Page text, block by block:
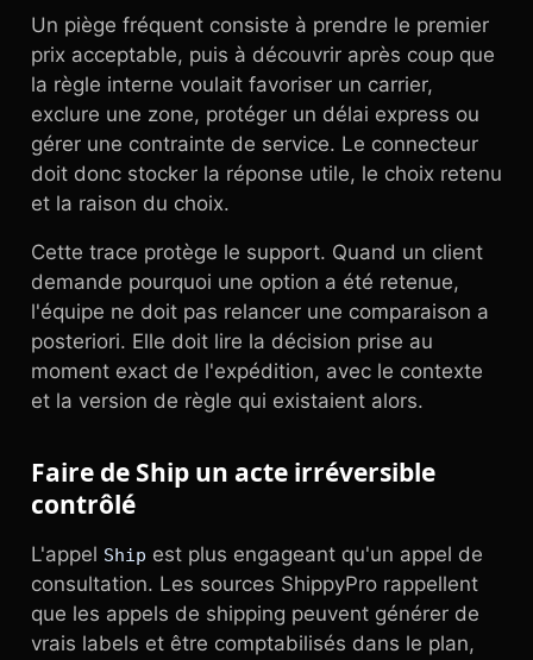
Un piège fréquent consiste à prendre le premier
prix acceptable, puis à découvrir après coup que
la règle interne voulait favoriser un carrier,
exclure une zone, protéger un délai express ou
gérer une contrainte de service. Le connecteur
doit donc stocker la réponse utile, le choix retenu
et la raison du choix.
Cette trace protège le support. Quand un client
demande pourquoi une option a été retenue,
l'équipe ne doit pas relancer une comparaison a
posteriori. Elle doit lire la décision prise au
moment exact de l'expédition, avec le contexte
et la version de règle qui existaient alors.
Faire de Ship un acte irréversible
contrôlé
L'appel Ship est plus engageant qu'un appel de
consultation. Les sources ShippyPro rappellent
que les appels de shipping peuvent générer de
vrais labels et être comptabilisés dans le plan,